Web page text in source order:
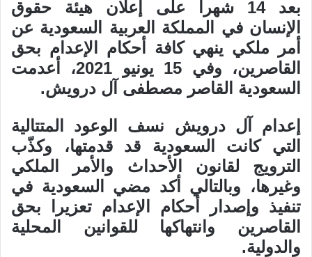
بعد 14 شهرا على إعلان هيئة حقوق
الإنسان في المملكة العربية السعودية عن
أمر ملكي ينهي كافة أحكام الإعدام بحق
القاصرين، وفي 15 يونيو 2021، أعدمت
السعودية القاصر مصطفى آل درويش.
إعدام آل درويش نسف الوعود المتتالية
التي كانت السعودية قد قدمتها، وكذّب
الترويج لقانون الأحداث والأمر الملكي
وغيرها، وبالتالي أكد مضي السعودية في
تنفيذ وإصدار أحكام الإعدام تعزيرا بحق
القاصرين وانتهاكها للقوانين المحلية
والدولية.